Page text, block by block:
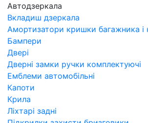
Автодзеркала
Вкладиш дзеркала
Амортизатори кришки багажника і
Бампери
Двері
Дверні замки ручки комплектуючі
Емблеми автомобільні
Капоти
Крила
Ліхтарі задні